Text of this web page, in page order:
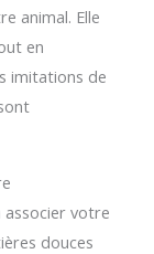
animal. Elle
en
imitations de
associer votre
douces